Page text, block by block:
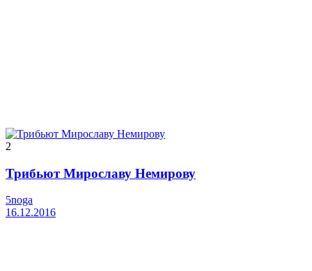
2
Трибьют Мирославу Немирову
5noga
16.12.2016